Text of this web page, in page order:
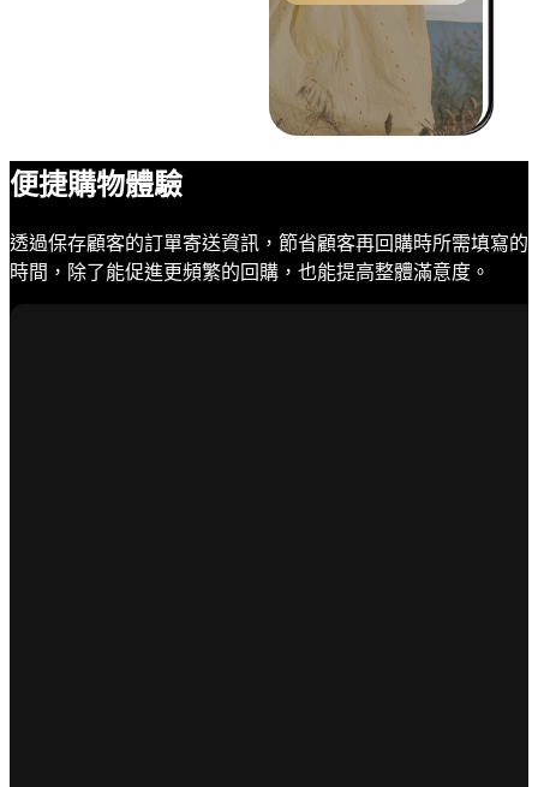
便捷購物體驗
透過保存顧客的訂單寄送資訊，節省顧客再回購時所需填寫的
時間，除了能促進更頻繁的回購，也能提高整體滿意度。